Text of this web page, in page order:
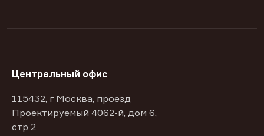
Центральный офис
115432, г Москва, проезд
Проектируемый 4062-й, дом 6,
стр 2